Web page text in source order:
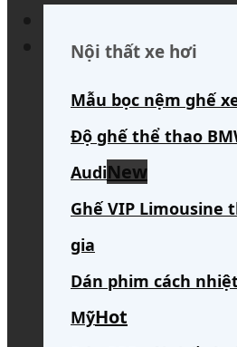
Search for:
Nội thất xe hơi
Mẫu bọc nệm ghế
Độ ghế thể thao
Audi
Ghế VIP Limousine
gia
Dán phim cách
Mỹ